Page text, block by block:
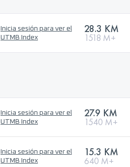
Inicia sesión para ver el
UTMB Index
28.3 KM
1518 M+
Inicia sesión para ver el
UTMB Index
27.9 KM
1540 M+
Inicia sesión para ver el
UTMB Index
15.3 KM
640 M+